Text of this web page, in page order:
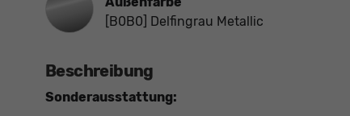
[B0B0] Delfingrau Metallic
Beschreibung
Sonderausstattung: